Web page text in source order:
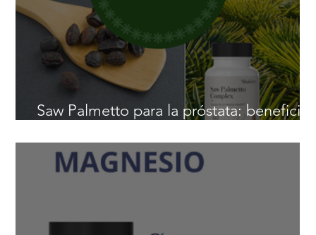
Saw Palmetto para la próstata: beneficios
naturales para hombres después de los